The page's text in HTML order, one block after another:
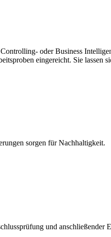
oder Business
eingereicht. Sie lassen
sorgen für Nachhaltigkeit.
und anschließender